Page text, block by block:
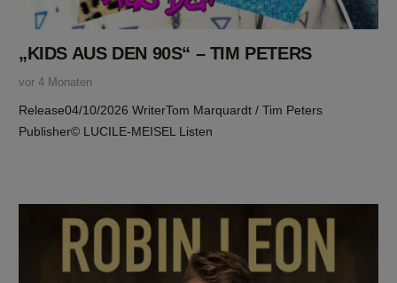
„KIDS AUS DEN 90S“ – TIM PETERS
vor 4 Monaten
Release04/10/2026 WriterTom Marquardt / Tim Peters
Publisher© LUCILE-MEISEL Listen